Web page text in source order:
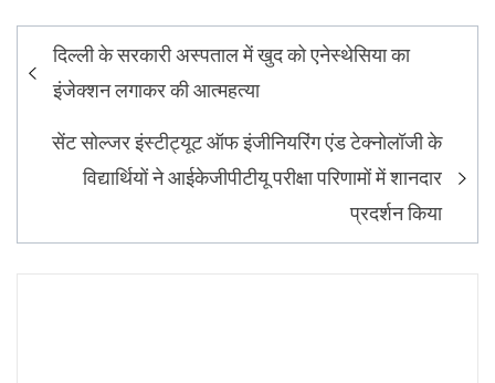
Post
navigation
दिल्ली के सरकारी अस्पताल में खुद को एनेस्थेसिया का
इंजेक्शन लगाकर की आत्महत्या
सेंट सोल्जर इंस्टीट्यूट ऑफ इंजीनियरिंग एंड टेक्नोलॉजी के
विद्यार्थियों ने आईकेजीपीटीयू परीक्षा परिणामों में शानदार
प्रदर्शन किया